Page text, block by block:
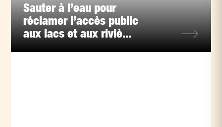
Sauter à l’eau pour
réclamer l’accès public
aux lacs et aux riviè...